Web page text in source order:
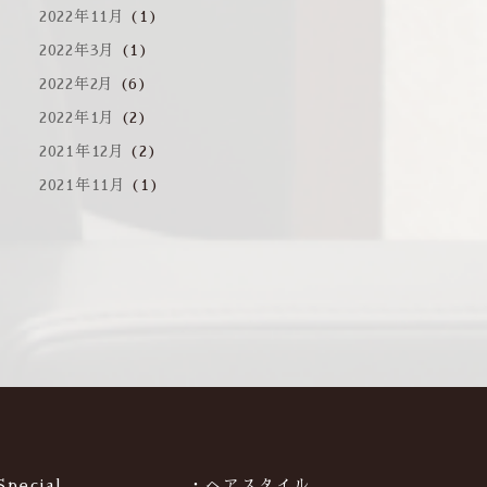
2022年11月 (1)
2022年3月 (1)
2022年2月 (6)
2022年1月 (2)
2021年12月 (2)
2021年11月 (1)